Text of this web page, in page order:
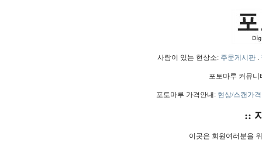
사람이 있는 현상소: 주문게시판.
포토마루 커뮤
포토마루 가격안내: 현상/스캔가격
::
이곳은 회원여러분을